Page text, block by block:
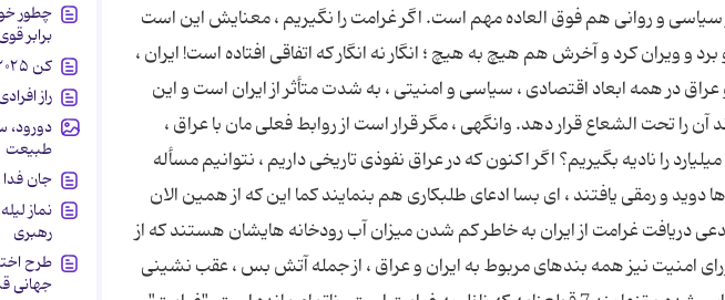
و روانی هم فوق العاده مهم است. اگر غرامت را نگیریم ، معنایش این است
و ویران کرد و آخرش هم هیچ به هیچ ؛ انگار نه انگار که اتفاقی افتاده است! ایران ،
در همه ابعاد اقتصادی ، سیاسی و امنیتی ، به شدت متأثر از ایران است و این
تحت الشعاع قرار دهد. وانگهی ، مگر قرار است از روابط فعلی مان با عراق ،
چقدر سود داشته باشیم که می صرفد آن 1000 میلیارد را نادیه بگیریم؟ اگر اکنون که در عراق نفوذی تاریخی داریم ، نتوانیم مسأله
دوید و رمقی یافتند ، ای بسا ادعای طلبکاری هم بنمایند کما این که از همین الان
دریافت غرامت از ایران به خاطر کم شدن میزان آب رودخانه هایشان هستند که از
سرچشمه می گیرند! در قطعنامه 598 شورای امنیت نیز همه بندهای مربوط به ایران و عراق ، از جمله آتش بس ، عقب نشینی
برابر
کن ۲۰۲۵؛ جشنواره‌ای علیه خانواده
راز
طبیعت
جان فدا
نماز
رهبری
طرح
جهانی